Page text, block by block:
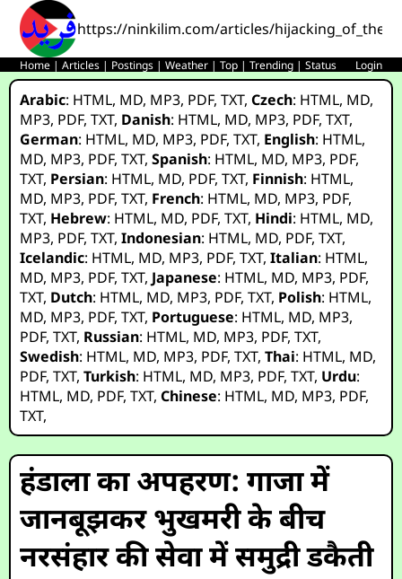
https://ninkilim.com/articles/
Home |Articles | Postings |Weather |Top |Trending |Status Login
Arabic: HTML, MD, MP3, PDF,TXT,Czech: HTML, MD,
MP3, PDF,TXT, Danish: HTML, MD, MP3, PDF,TXT,
German: HTML, MD, MP3, PDF,TXT, English: HTML,
MD, MP3, PDF,TXT,Spanish: HTML, MD, MP3, PDF,
TXT, Persian: HTML, MD, PDF,TXT, Finnish: HTML,
MD, MP3, PDF,TXT, French: HTML, MD, MP3, PDF,
TXT, Hebrew: HTML, MD, PDF,TXT, Hindi: HTML, MD,
MP3, PDF,TXT,Indonesian: HTML, MD, PDF,TXT,
Icelandic: HTML, MD, MP3, PDF,TXT,Italian: HTML,
MD, MP3, PDF,TXT, Japanese: HTML, MD, MP3, PDF,
TXT, Dutch: HTML, MD, MP3, PDF,TXT, Polish: HTML,
MD, MP3, PDF,TXT, Portuguese: HTML, MD, MP3,
PDF,TXT, Russian: HTML, MD, MP3, PDF,TXT,
Swedish: HTML, MD, MP3, PDF,TXT,Thai: HTML, MD,
PDF,TXT,Turkish: HTML, MD, MP3, PDF,TXT, Urdu:
HTML, MD, PDF,TXT,Chinese: HTML, MD, MP3, PDF,
TXT,
हंडाला का अपहरण: गाजा में
जानबूझकर भुखमरी के बीच
नरसंहार की सेवा में समुद्री डकैती